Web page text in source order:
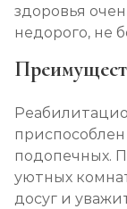
здоровья
недорого, не
подопечных.
уютных
досуг и